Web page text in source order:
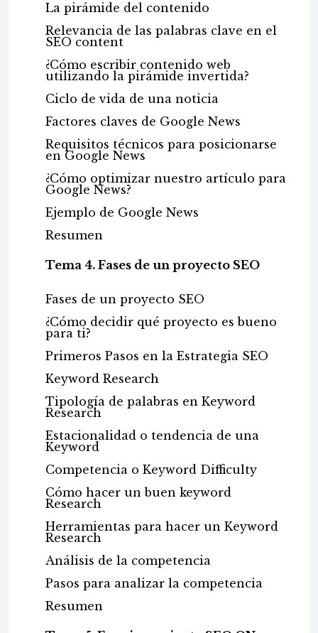
La pirámide del contenido
Relevancia de las palabras clave en el
SEO content
¿Cómo escribir contenido web
utilizando la pirámide invertida?
Ciclo de vida de una noticia
Factores claves de Google News
Requisitos técnicos para posicionarse
en Google News
¿Cómo optimizar nuestro artículo para
Google News?
Ejemplo de Google News
Resumen
Tema 4. Fases de un proyecto SEO
Fases de un proyecto SEO
¿Cómo decidir qué proyecto es bueno
para ti?
Primeros Pasos en la Estrategia SEO
Keyword Research
Tipología de palabras en Keyword
Research
Estacionalidad o tendencia de una
Keyword
Competencia o Keyword Difficulty
Cómo hacer un buen keyword
Research
Herramientas para hacer un Keyword
Research
Análisis de la competencia
Pasos para analizar la competencia
Resumen